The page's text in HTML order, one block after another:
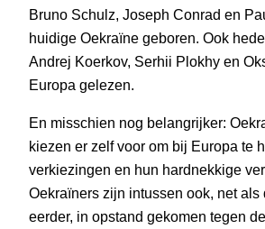
Bruno Schulz, Joseph Conrad en
huidige Oekraïne geboren. Ook
Andrej Koerkov, Serhii Plokhy en
Europa gelezen.
En misschien nog belangrijker:
kiezen er zelf voor om bij Europa te
verkiezingen en hun hardnekkige
Oekraïners zijn intussen ook, net
eerder, in opstand gekomen tegen